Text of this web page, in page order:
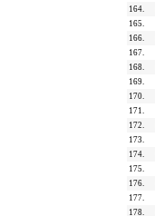
164.
165.
166.
167.
168.
169.
170.
171.
172.
173.
174.
175.
176.
177.
178.